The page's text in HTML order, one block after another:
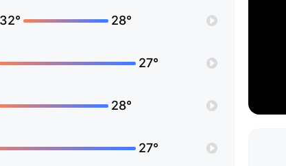
32° 28°
27°
28°
27°